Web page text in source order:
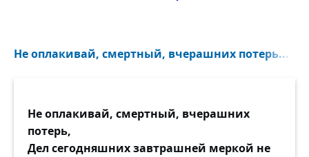
Не оплакивай, смертный, вчерашних потерь...
Не оплакивай, смертный, вчерашних
потерь,
Дел сегодняшних завтрашней меркой не